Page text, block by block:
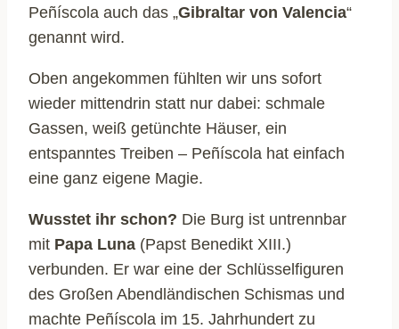
Peñíscola auch das „Gibraltar von Valencia“
genannt wird.
Oben angekommen fühlten wir uns sofort
wieder mittendrin statt nur dabei: schmale
Gassen, weiß getünchte Häuser, ein
entspanntes Treiben – Peñíscola hat einfach
eine ganz eigene Magie.
Wusstet ihr schon? Die Burg ist untrennbar
mit Papa Luna (Papst Benedikt XIII.)
verbunden. Er war eine der Schlüsselfiguren
des Großen Abendländischen Schismas und
machte Peñíscola im 15. Jahrhundert zu